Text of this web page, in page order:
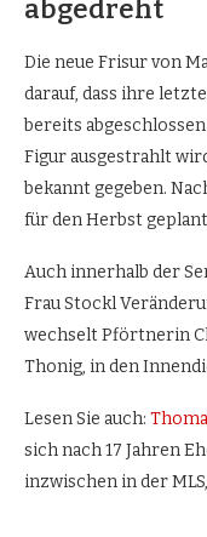
abgedreht
Die neue Frisur von
darauf, dass ihre
bereits
Figur ausgestrahlt
bekannt gegeben.
für den Herbst
Auch innerhalb der
Frau Stockl
wechselt Pförtnerin
Thonig, in den
Lesen Sie auch:
sich nach 17 Jahren
inzwischen in der